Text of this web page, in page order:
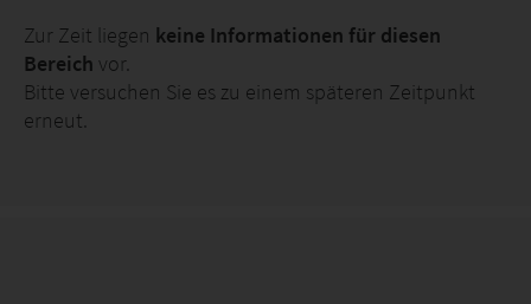
Zur Zeit liegen keine Informationen für diesen
Bereich vor.
Bitte versuchen Sie es zu einem späteren Zeitpunkt
erneut.